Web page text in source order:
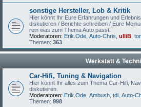
sonstige Hersteller, Lob & Kritik
Hier könnt Ihr Eure Erfahrungen und
diskutieren / Berichte schreiben / Eure
rein was zum Thema Auto passt.
Moderatoren: Erik.Ode Auto-Chris ulliB
Themen: 363
Werkstatt &
Car-Hifi, Tuning & Navigation
Hier könnt Ihr alles zum Thema Car-Hifi,
diskutieren.
Moderatoren: Erik.Ode Ambush tdi Auto-
Themen: 998